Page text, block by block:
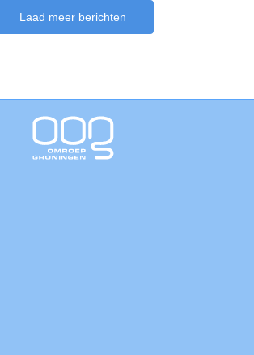
Laad meer berichten